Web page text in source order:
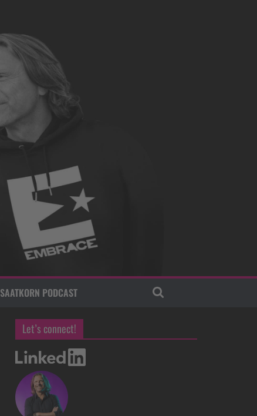
SAATKORN PODCAST
Let’s connect!